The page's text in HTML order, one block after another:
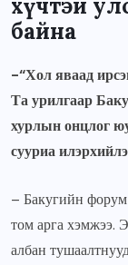
хүчтэй
байна
-“Хол яваад
Та урилгаар
хурлын онцлог
сууриа
– Бакугийн форум
том арга хэмжээ.
албан